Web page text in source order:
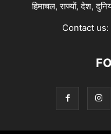
हिमाचल, राज्यों, देश,
Contact us: